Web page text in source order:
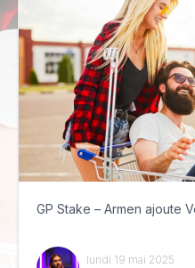
GP Stake – Armen ajoute
lundi 19 mai 2025